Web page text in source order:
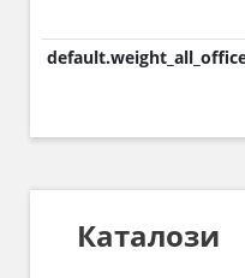
Каталози